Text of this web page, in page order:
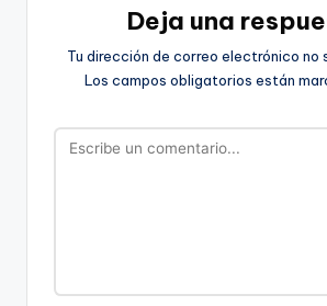
Deja una
Tu dirección de correo electrónico no
Los campos obligatorios están